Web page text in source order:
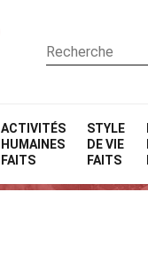
ACTIVITÉS
HUMAINES
FAITS
STYLE
DE VIE
FAITS